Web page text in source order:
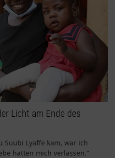
Licht am Ende des
Suubi Lyaffe kam, war ich
hatten mich verlassen.“